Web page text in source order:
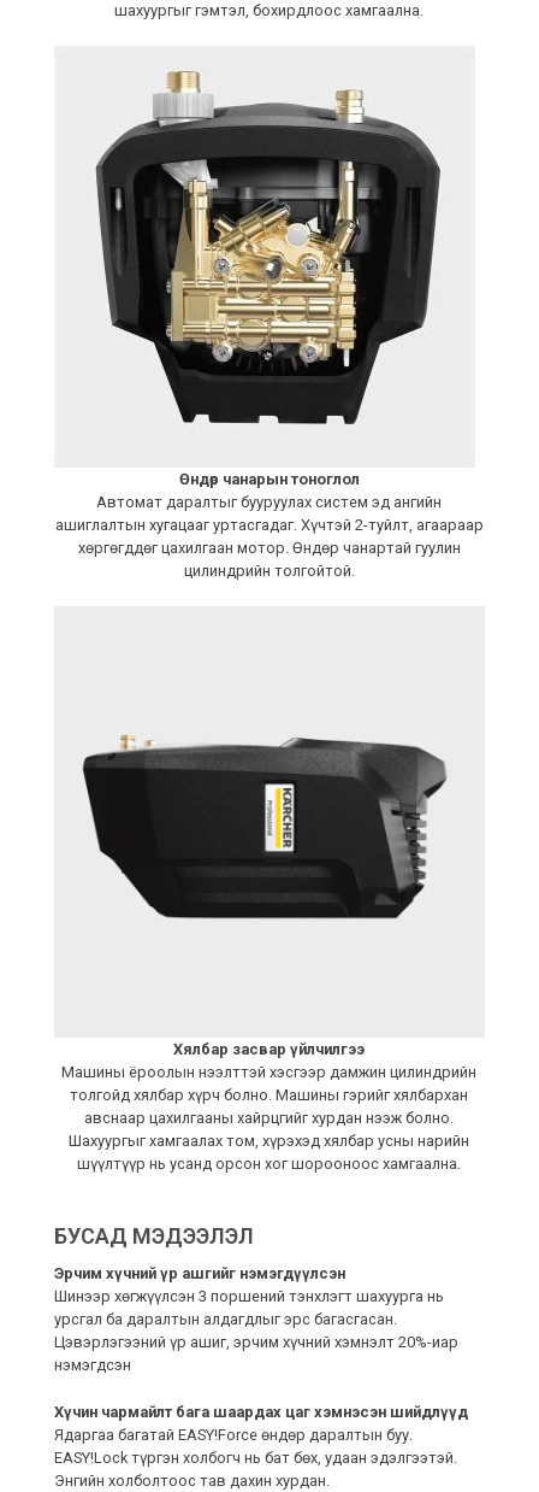
шахуургыг гэмтэл, бохирдлоос хамгаална.
Өндөр чанарын тоноглол
Автомат даралтыг бууруулах систем эд ангийн
ашиглалтын хугацааг уртасгадаг. Хүчтэй 2-туйлт, агаараар
хөргөгддөг цахилгаан мотор. Өндөр чанартай гуулин
цилиндрийн толгойтой.
Хялбар засвар үйлчилгээ
Машины ёроолын нээлттэй хэсгээр дамжин цилиндрийн
толгойд хялбар хүрч болно. Машины гэрийг хялбархан
авснаар цахилгааны хайрцгийг хурдан нээж болно.
Шахуургыг хамгаалах том, хүрэхэд хялбар усны нарийн
шүүлтүүр нь усанд орсон хог шорооноос хамгаална.
БУСАД МЭДЭЭЛЭЛ
Эрчим хүчний үр ашгийг нэмэгдүүлсэн
Шинээр хөгжүүлсэн 3 поршений тэнхлэгт шахуурга нь
урсгал ба даралтын алдагдлыг эрс багасгасан.
Цэвэрлэгээний үр ашиг, эрчим хүчний хэмнэлт 20%-иар
нэмэгдсэн
Хүчин чармайлт бага шаардах цаг хэмнэсэн шийдлүүд
Ядаргаа багатай EASY!Force өндөр даралтын буу.
EASY!Lock түргэн холбогч нь бат бөх, удаан эдэлгээтэй.
Энгийн холболтоос тав дахин хурдан.